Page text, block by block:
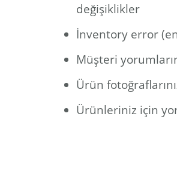
değişiklikler
İnventory error
Müşteri
Ürün
Ürünleriniz için